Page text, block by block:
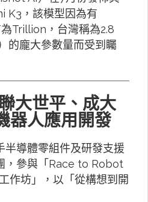
K3，該模型因為有
Trillion，台灣稱為2.8
的龐大參數量而受到矚
大世平、成大
器人應用開發
半導體零組件及研發支援
，參與「Race to Robot
作坊」，以「從構想到開